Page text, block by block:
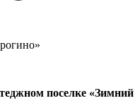
поселке «Зимний